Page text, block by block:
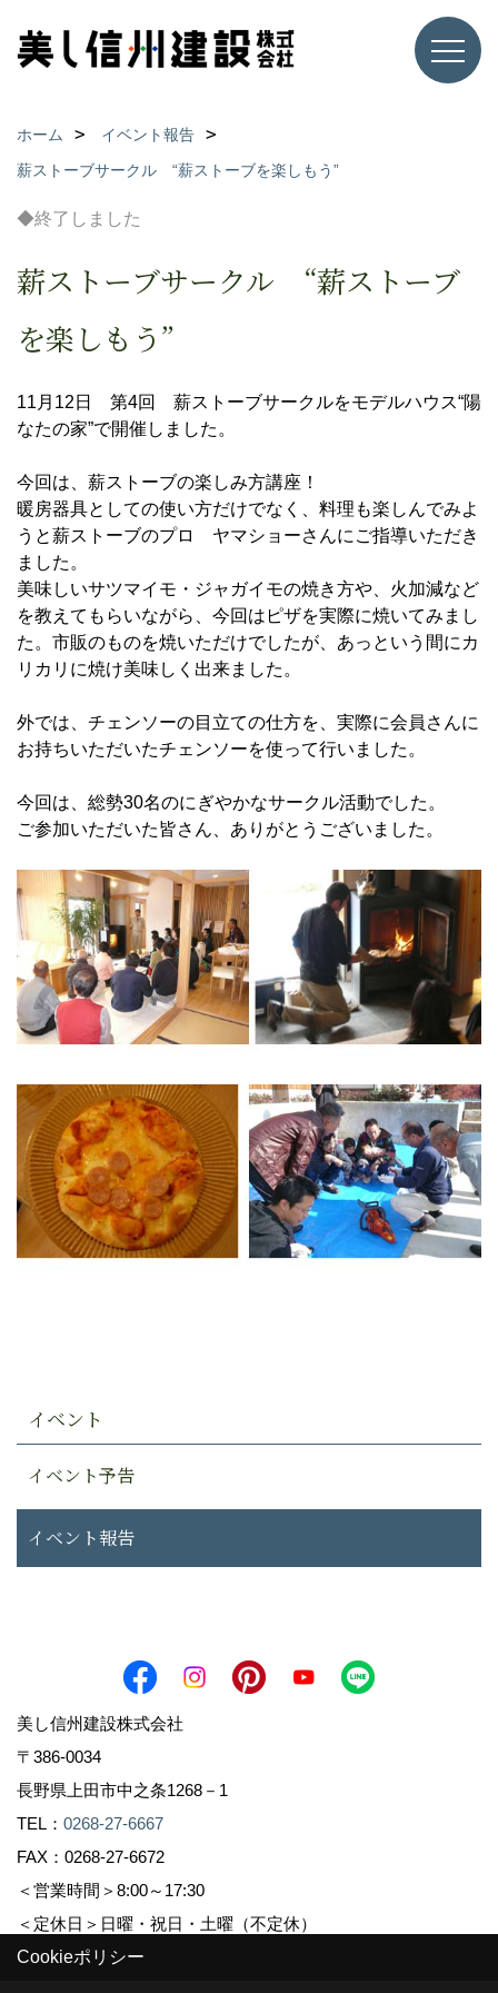
ホーム
イベント報告
薪ストーブサークル “薪ストーブを楽しもう”
◆終了しました
薪ストーブサークル “薪ストーブ
を楽しもう”
11月12日 第4回 薪ストーブサークルをモデルハウス“陽
なたの家”で開催しました。
今回は、薪ストーブの楽しみ方講座！
暖房器具としての使い方だけでなく、料理も楽しんでみよ
うと薪ストーブのプロ ヤマショーさんにご指導いただき
ました。
美味しいサツマイモ・ジャガイモの焼き方や、火加減など
を教えてもらいながら、今回はピザを実際に焼いてみまし
た。市販のものを焼いただけでしたが、あっという間にカ
リカリに焼け美味しく出来ました。
外では、チェンソーの目立ての仕方を、実際に会員さんに
お持ちいただいたチェンソーを使って行いました。
今回は、総勢30名のにぎやかなサークル活動でした。
ご参加いただいた皆さん、ありがとうございました。
イベント
イベント予告
イベント報告
美し信州建設株式会社
〒386-0034
長野県上田市中之条1268－1
TEL： 0268-27-6667
FAX：0268-27-6672
＜営業時間＞8:00～17:30
＜定休日＞日曜・祝日・土曜（不定休）
Cookieポリシー